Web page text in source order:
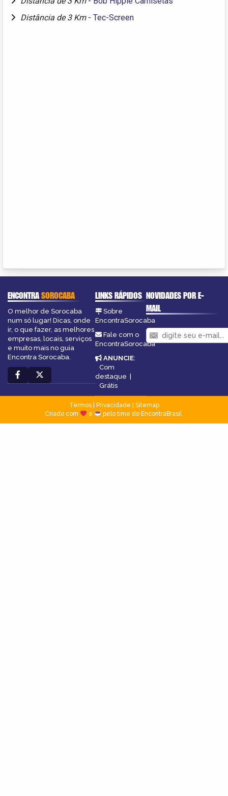
Distância de 3 Km - Tec-Screen
ENCONTRASOROCABA
O melhor de Sorocaba
num só lugar! Dicas, onde
ir, o que fazer, as melhores
empresas, locais, serviços
e muito mais no guia
Encontra Sorocaba.
LINKS RÁPIDOS
Sobre
EncontraSorocaba
Fale com o
EncontraSorocaba
ANUNCIE:
Com
destaque |
Grátis
NOVIDADES POR E-
MAIL
Termos| Privacidade
Sitemap
Criado com
e pelo time do EncontraBrasil